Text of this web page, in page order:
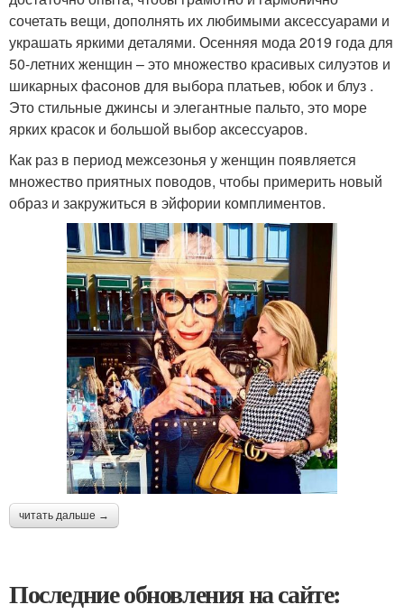
сочетать вещи, дополнять их любимыми аксессуарами и
украшать яркими деталями. Осенняя мода 2019 года для
50-летних женщин – это множество красивых силуэтов и
шикарных фасонов для выбора платьев, юбок и блуз .
Это стильные джинсы и элегантные пальто, это море
ярких красок и большой выбор аксессуаров.
Как раз в период межсезонья у женщин появляется
множество приятных поводов, чтобы примерить новый
образ и закружиться в эйфории комплиментов.
читать дальше →
Последние обновления на сайте: